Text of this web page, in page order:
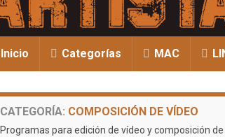
Inicio Categorías MAC
CATEGORÍA: COMPOSICIÓN DE VÍDEO
Programas para edición de vídeo y composición